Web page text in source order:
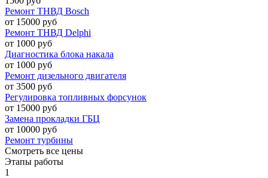
Ремонт ТНВД Bosch
от 15000 руб
Ремонт ТНВД Delphi
от 1000 руб
Диагностика блока накала
от 1000 руб
Ремонт дизельного двигателя
от 3500 руб
Регулировка топливных форсунок
от 15000 руб
Замена прокладки ГБЦ
от 10000 руб
Ремонт турбины
Смотреть все цены
Этапы работы
1